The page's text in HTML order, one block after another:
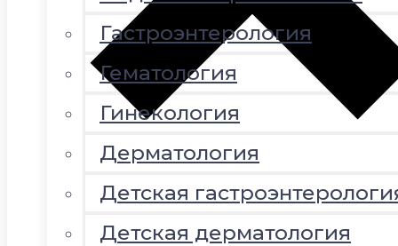
Гастроэнтерология
Гематология
Гинекология
Дерматология
Детская
Детская дерматология